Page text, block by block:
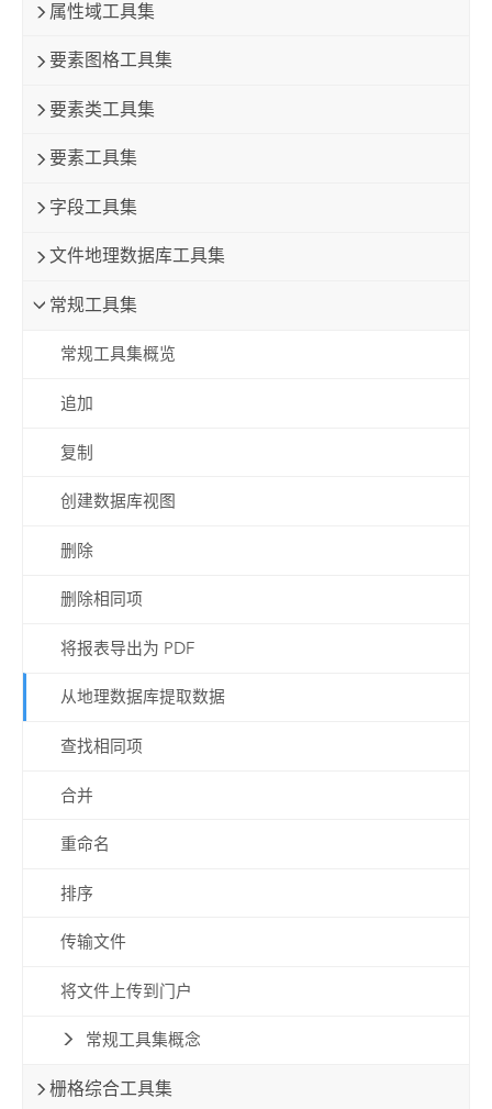
属性域工具集
要素图格工具集
要素类工具集
要素工具集
字段工具集
文件地理数据库工具集
常规工具集
常规工具集概览
追加
复制
创建数据库视图
删除
删除相同项
将报表导出为 PDF
从地理数据库提取数据
查找相同项
合并
重命名
排序
传输文件
将文件上传到门户
常规工具集概念
栅格综合工具集